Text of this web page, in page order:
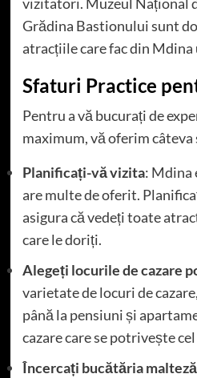
Grădina Bastionului sunt
atracțiile care fac din Mdina
Sfaturi Practice
Pentru a vă bucurați de
maximum, vă oferim
Planificați-vă vizita: Mdina
are multe de oferit.
asigura că vedeți toate
care le doriți.
Alegeți locurile de cazare
varietate de locuri de
până la pensiuni și
cazare care se potrivește
Încercați bucătăria malteză